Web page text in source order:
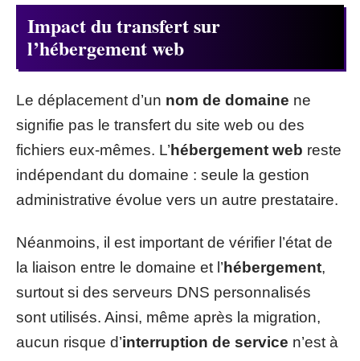
Impact du transfert sur
l’hébergement web
Le déplacement d’un nom de domaine ne
signifie pas le transfert du site web ou des
fichiers eux-mêmes. L’hébergement web reste
indépendant du domaine : seule la gestion
administrative évolue vers un autre prestataire.
Néanmoins, il est important de vérifier l’état de
la liaison entre le domaine et l’hébergement,
surtout si des serveurs DNS personnalisés
sont utilisés. Ainsi, même après la migration,
aucun risque d’interruption de service n’est à